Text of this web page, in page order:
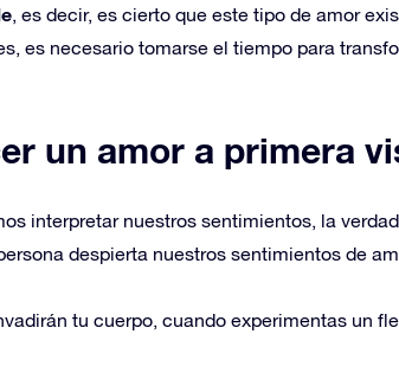
, es decir, es cierto que este tipo de amor
es necesario tomarse el tiempo para
un amor a primera
interpretar nuestros sentimientos, la
despierta nuestros sentimientos de
tu cuerpo, cuando experimentas un